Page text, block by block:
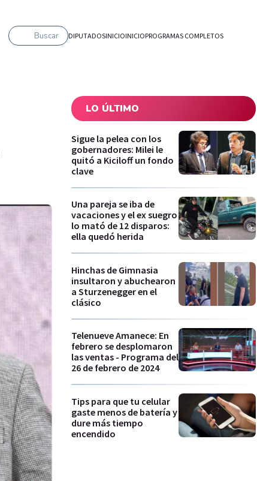
Buscar DIPUTADOSINICIOINICIOPROGRAMAS COMPLETOS
LO ÚLTIMO
Sigue la pelea con los
gobernadores: Milei le
quitó a Kiciloff un fondo
clave
Una pareja se iba de
vacaciones y el ex suegro
lo mató de 12 disparos:
ella quedó herida
Hinchas de Gimnasia
insultaron y abuchearon
a Sturzenegger en el
clásico
Telenueve Amanece: En
febrero se desplomaron
las ventas - Programa del
26 de febrero de 2024
Tips para que tu celular
gaste menos de batería y
dure más tiempo
encendido